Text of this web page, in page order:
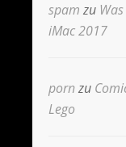
spam zu
iMac 2017
pornzu
Lego